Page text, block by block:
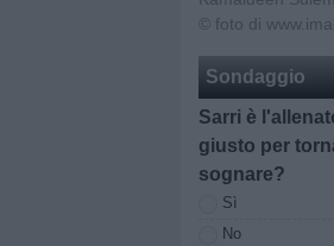
© foto di
Sondaggio
Sarri è
giusto per
sognare?
Sì
No